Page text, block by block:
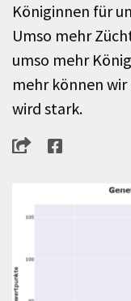
Königinnen für
Umso mehr
umso mehr
mehr können wir
wird stark.